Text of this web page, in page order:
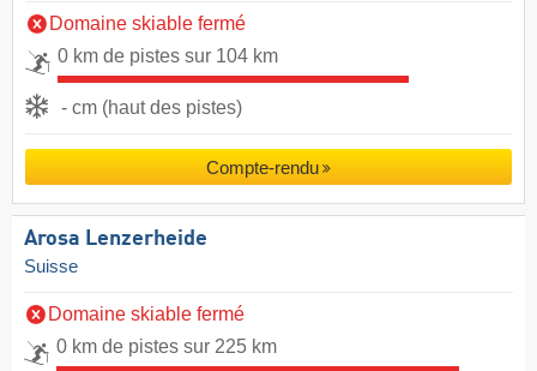
Domaine skiable fermé
0 km de pistes sur 104 km
- cm (haut des pistes)
Compte-rendu
Arosa Lenzerheide
Suisse
Domaine skiable fermé
0 km de pistes sur 225 km